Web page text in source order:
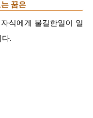
꿈은
식에게 불길한일이 일
.